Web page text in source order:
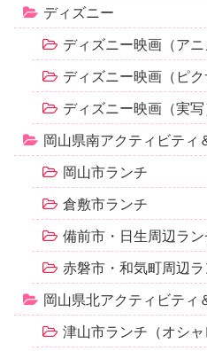
ディズニー
ディズニー映画（アニ
ディズニー映画（ピク
ディズニー映画（実写
岡山県南アクティビティ
岡山市ランチ
倉敷市ランチ
備前市・日生周辺ラン
赤磐市・和気町周辺ラ
岡山県北アクティビティ
津山市ランチ（オシャ